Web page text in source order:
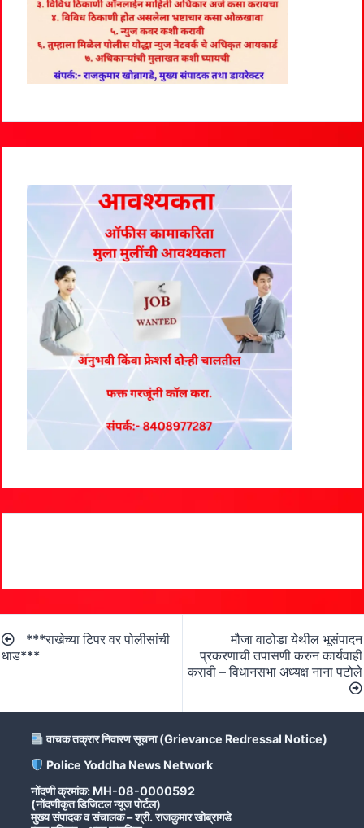
navigation
***राखेच्या टिपर वर पोलीसांची
धाड***
मौजा वाठोडा येथील भूसंपादन
प्रकरणाची तपासणी करुन कार्यवाही
करावी – विधानसभा अध्यक्ष नाना पटोले
वाचक तक्रार निवारण सूचना (Grievance Redressal Notice)
Police Yoddha News Network
नोंदणी क्रमांक: MH-08-0000592
(नोंदणीकृत डिजिटल न्यूज पोर्टल)
मुख्य संपादक व संचालक – श्री. राजकुमार खोब्रागडे